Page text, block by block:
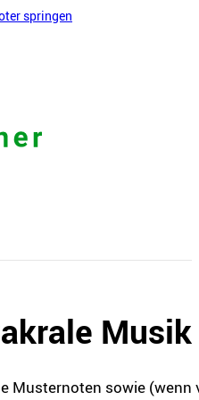
springen
Musik
Musternoten sowie